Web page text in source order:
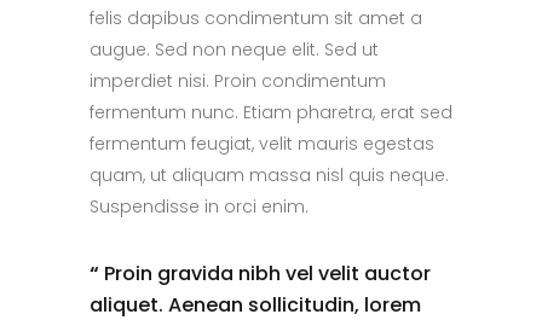
felis dapibus condimentum sit amet a
augue. Sed non neque elit. Sed ut
imperdiet nisi. Proin condimentum
fermentum nunc. Etiam pharetra, erat sed
fermentum feugiat, velit mauris egestas
quam, ut aliquam massa nisl quis neque.
Suspendisse in orci enim.
“ Proin gravida nibh vel velit auctor
aliquet. Aenean sollicitudin, lorem